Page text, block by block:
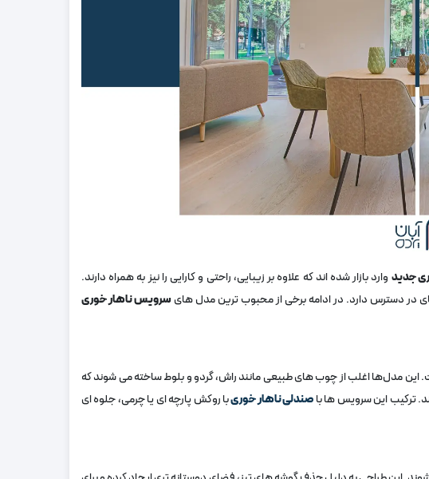
جدید وارد بازار شده‌ اند که علاوه بر زیبایی، راحتی و کارایی را نیز به همراه دارند.
در دسترس دارد. در ادامه برخی از محبوب ‌ترین مدل ‌های سرویس ناهار خوری
این مدل‌ها اغلب از چوب ‌های طبیعی مانند راش، گردو و بلوط ساخته می ‌شوند که
ترکیب این سرویس‌ ها باصندلی ناهار خوریبا روکش پارچه ‌ای یا چرمی، جلوه ‌ای